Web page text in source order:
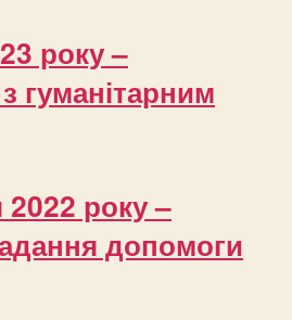
року –
гуманітарним
2022 року –
допомоги